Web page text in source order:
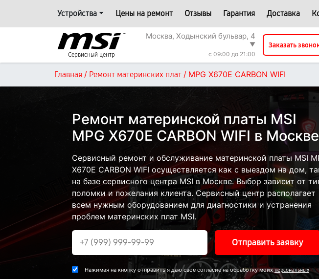
Устройства Цены на ремонт Отзывы Гарантия Доставка
Сервисный центр
Москва, Ходынский бульвар, 4
▼
c 09:00 до 21:00
Заказать
Главная / Ремонт материнских плат / MPG X670E CARBON WIFI
Ремонт материнской платы MSI
MPG X670E CARBON WIFI в Москве
Сервисный ремонт и обслуживание материнской платы MSI
X670E CARBON WIFI осуществляется как с выездом на дом,
на базе сервисного центра MSI в Москве. Выбор зависит от
поломки и пожелания клиента. Сервисный центр располагает
всем нужным оборудованием для диагностики и устранения
проблем материнских плат MSI.
Отправить заявку
Нажимая на кнопку отправить я даю свое согласие на обработку моихперсональных